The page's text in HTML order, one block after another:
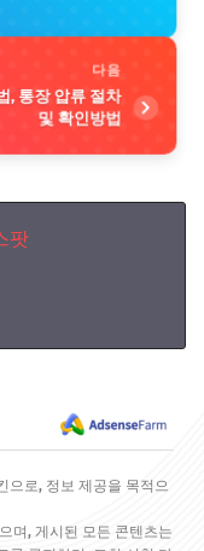
다음
, 통장 압류 절차
및 확인방법
팟
로, 정보 제공을 목적으
며, 게시된 모든 콘텐츠는